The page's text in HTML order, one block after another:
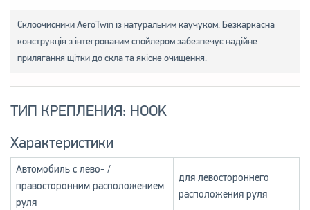
Склоочисники AeroTwin із натуральним каучуком. Безкаркасна
конструкція з інтегрованим спойлером забезпечує надійне
прилягання щітки до скла та якісне очищення.
ТИП КРЕПЛЕНИЯ: HOOK
Характеристики
Автомобиль с лево- /
правосторонним расположением
руля
для левостороннего
расположения руля